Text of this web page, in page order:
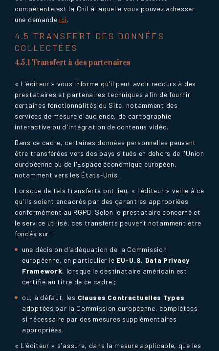
compétente est la Cnil à laquelle vous pouvez adresser
une demande ici.
4.5 TRANSFERT DES DONNÉES
COLLECTÉES
4.5.1 Transfert à des partenaires
« L'éditeur » vous informe qu'il peut avoir recours à des
prestataires et partenaires techniques afin de fournir
certaines fonctionnalités du Site, notamment des
services de mesure d'audience, de cartographie
interactive ou d'intégration de contenus vidéo.
Dans ce cadre, certaines données personnelles peuvent
être transférées vers des pays situés en dehors de l'Union
européenne ou de l'Espace économique européen,
notamment vers les États-Unis.
Lorsque de tels transferts ont lieu, « l'éditeur » veille à ce
qu'ils soient encadrés par des garanties appropriées
conformément au RGPD. Selon le prestataire concerné et
le service utilisé, ces transferts peuvent notamment être
fondés sur :
une décision d'adéquation de la Commission
européenne, en particulier le EU-U.S. Data Privacy
Framework, lorsque le destinataire américain est
certifié au titre de ce cadre ;
ou, à défaut, les Clauses Contractuelles Types
adoptées par la Commission européenne, complétées
si nécessaire par des mesures supplémentaires
appropriées.
« L'éditeur » s'assure, dans la mesure applicable, que les